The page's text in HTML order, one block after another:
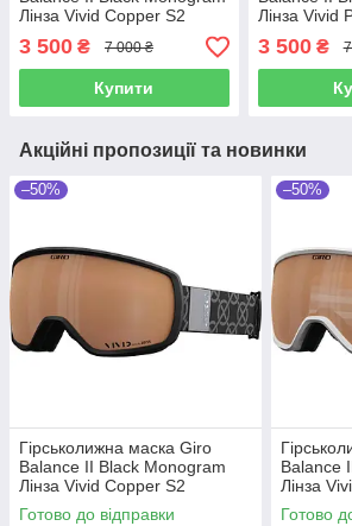
Лінза Vivid Copper S2
3 500 ₴ 7 000 ₴
Купити
Лінза Vivid
3 500₴
Акційні пропозиції та новинки
–50%
Гірськолижна маска Giro
Balance II Black Monogram
Лінза Vivid Copper S2
Готово до відправки
–50%
Balance
Лінза
Готово